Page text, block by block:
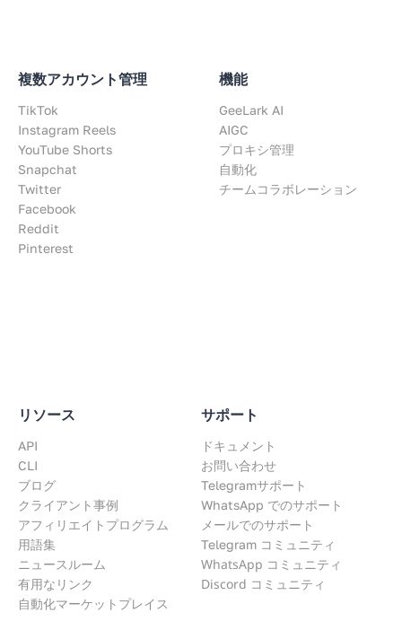
複数アカウント管理
TikTok
Instagram Reels
YouTube Shorts
Snapchat
Twitter
Facebook
Reddit
Pinterest
機能
GeeLark AI
AIGC
プロキシ管理
自動化
チームコラボレーション
リソース
API
CLI
ブログ
クライアント事例
アフィリエイトプログラム
用語集
ニュースルーム
有用なリンク
自動化マーケットプレイス
サポート
ドキュメント
お問い合わせ
Telegramサポート
WhatsApp でのサポート
メールでのサポート
Telegram コミュニティ
WhatsApp コミュニティ
Discord コミュニティ